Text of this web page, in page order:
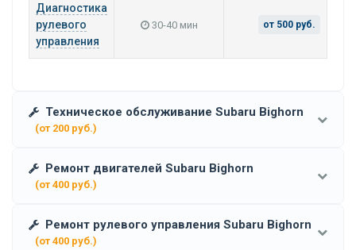
Диагностика
рулевого
управления
30-40 мин от 500 руб.
Техническое обслуживание Subaru Bighorn
(от 200 руб.)
Ремонт двигателей Subaru Bighorn
(от 400 руб.)
Ремонт рулевого управления Subaru Bighorn
(от 400 руб.)